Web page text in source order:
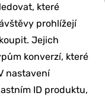
které
prohlížejí
Jejich
konverzí, které
nastavení
ID produktu,